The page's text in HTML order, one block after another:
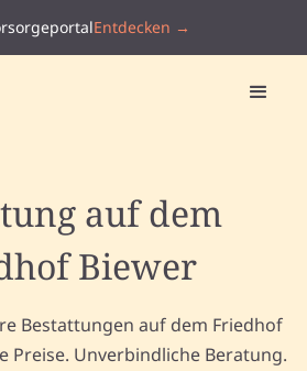
Entdecken →
auf dem
Biewer
Bestattungen auf dem Friedhof
Preise. Unverbindliche Beratung.